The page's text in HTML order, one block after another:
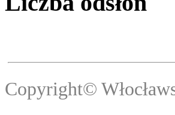
Copyright©